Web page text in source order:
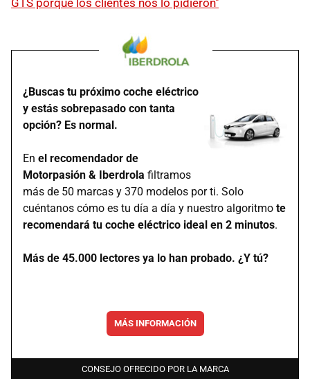
¿Buscas tu próximo coche eléctrico
y estás sobrepasado con tanta
opción? Es normal.
En el recomendador de
Motorpasión & Iberdrola filtramos
más de 50 marcas y 370 modelos por ti. Solo
cuéntanos cómo es tu día a día y nuestro algoritmo te
recomendará tu coche eléctrico ideal en 2 minutos.
Más de 45.000 lectores ya lo han probado. ¿Y tú?
MÁS INFORMACIÓN
CONSEJO OFRECIDO POR LA MARCA